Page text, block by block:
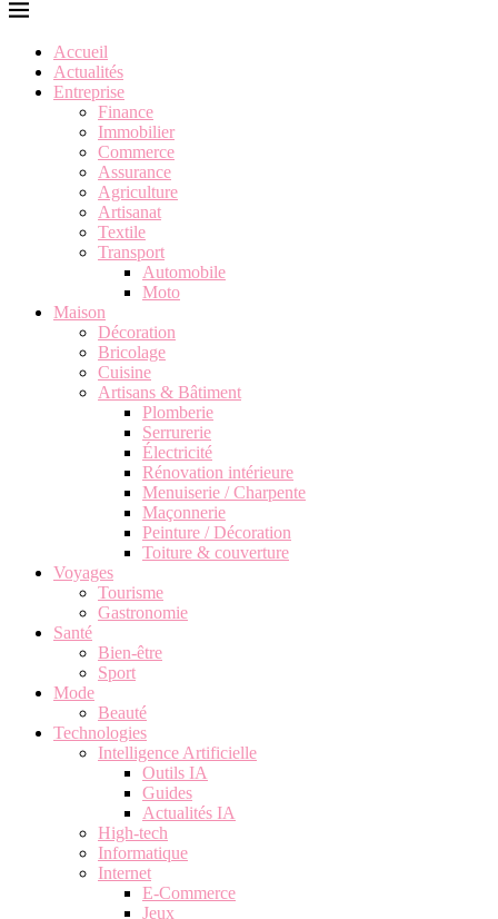
Accueil
Actualités
Entreprise
Finance
Immobilier
Commerce
Assurance
Agriculture
Artisanat
Textile
Transport
Automobile
Moto
Maison
Décoration
Bricolage
Cuisine
Artisans & Bâtiment
Plomberie
Serrurerie
Électricité
Rénovation intérieure
Menuiserie / Charpente
Maçonnerie
Peinture / Décoration
Toiture & couverture
Voyages
Tourisme
Gastronomie
Santé
Bien-être
Sport
Mode
Beauté
Technologies
Intelligence Artificielle
Outils IA
Guides
Actualités IA
High-tech
Informatique
Internet
E-Commerce
Jeux